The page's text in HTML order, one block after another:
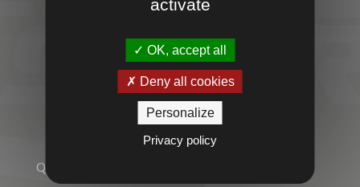
SPORT &
ENTREPRISES
TEMPS 2 SPORT
Qui sommes-nous ?
activate
OK, accept all
Deny all cookies
Personalize
Privacy policy